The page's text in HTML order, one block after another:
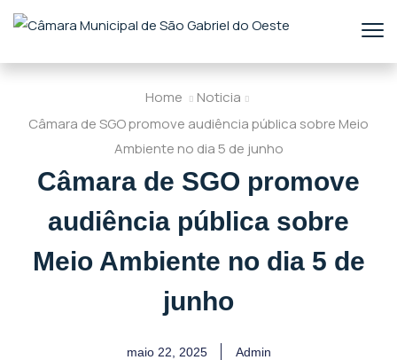
Home
Noticia
Câmara de SGO promove audiência pública sobre Meio
Ambiente no dia 5 de junho
Câmara de SGO promove
audiência pública sobre
Meio Ambiente no dia 5 de
junho
maio 22, 2025 Admin